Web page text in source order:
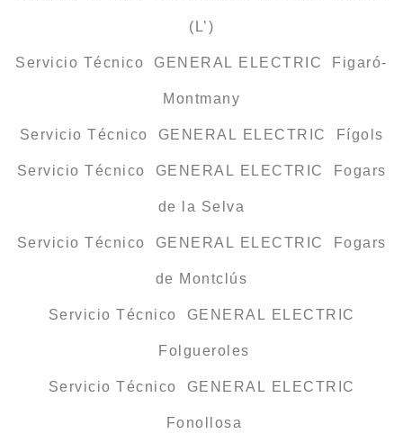
(L’)
Servicio Técnico GENERAL ELECTRIC Figaró-
Montmany
Servicio Técnico GENERAL ELECTRIC Fígols
Servicio Técnico GENERAL ELECTRIC Fogars
de la Selva
Servicio Técnico GENERAL ELECTRIC Fogars
de Montclús
Servicio Técnico GENERAL ELECTRIC
Folgueroles
Servicio Técnico GENERAL ELECTRIC
Fonollosa